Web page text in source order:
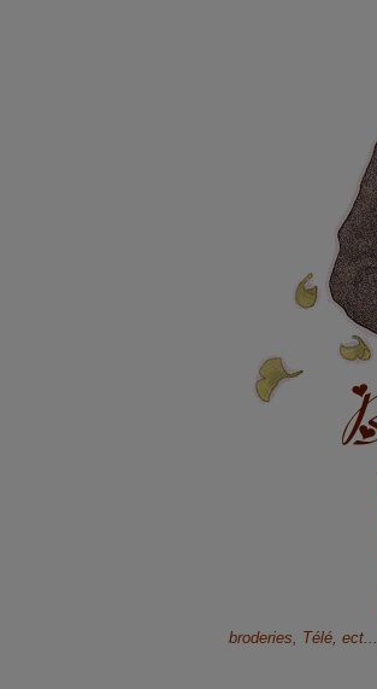
broderies, Télé, ect...